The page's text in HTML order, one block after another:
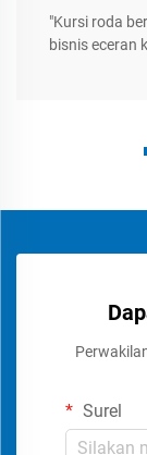
"Kursi roda
bisnis eceran
Surel